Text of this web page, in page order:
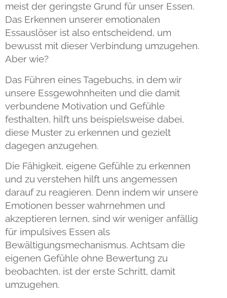
meist der geringste Grund für unser Essen.
Das Erkennen unserer emotionalen
Essauslöser ist also entscheidend, um
bewusst mit dieser Verbindung umzugehen.
Aber wie?
Das Führen eines Tagebuchs, in dem wir
unsere Essgewohnheiten und die damit
verbundene Motivation und Gefühle
festhalten, hilft uns beispielsweise dabei,
diese Muster zu erkennen und gezielt
dagegen anzugehen.
Die Fähigkeit, eigene Gefühle zu erkennen
und zu verstehen hilft uns angemessen
darauf zu reagieren. Denn indem wir unsere
Emotionen besser wahrnehmen und
akzeptieren lernen, sind wir weniger anfällig
für impulsives Essen als
Bewältigungsmechanismus. Achtsam die
eigenen Gefühle ohne Bewertung zu
beobachten, ist der erste Schritt, damit
umzugehen.